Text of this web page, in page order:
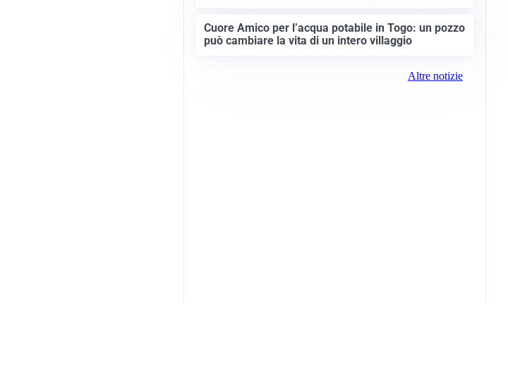
Cuore Amico per l’acqua potabile in Togo: un pozzo
può cambiare la vita di un intero villaggio
Altre notizie